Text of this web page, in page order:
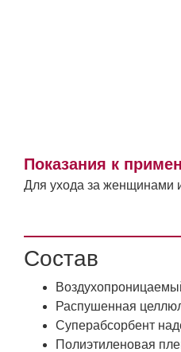
Показания к
Для ухода за женщинами
Состав
Распушенная
Суперабсорбент
Полиэтиленовая